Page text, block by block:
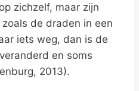
zichzelf, maar zijn
de draden in een
iets weg, dan is de
en soms
2013).